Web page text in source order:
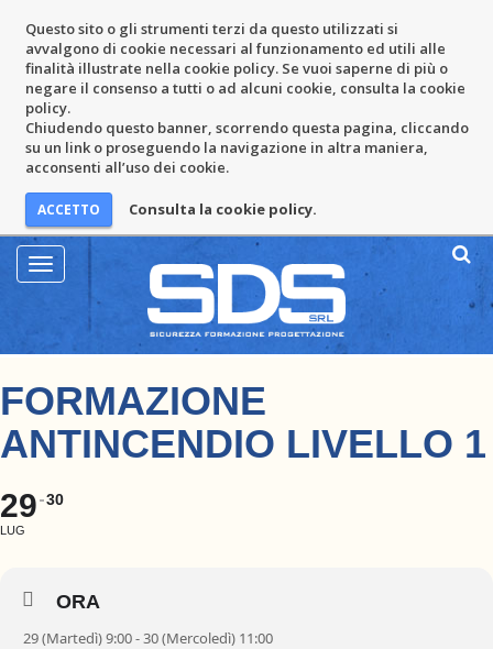
Questo sito o gli strumenti terzi da questo utilizzati si
avvalgono di cookie necessari al funzionamento ed utili alle
finalità illustrate nella cookie policy. Se vuoi saperne di più o
negare il consenso a tutti o ad alcuni cookie, consulta la cookie
policy.
Chiudendo questo banner, scorrendo questa pagina, cliccando
su un link o proseguendo la navigazione in altra maniera,
acconsenti all’uso dei cookie.
Consulta la cookie policy.
Mostra
Menu
FORMAZIONE
ANTINCENDIO LIVELLO 1
29
LUG
30
ORA
29 (Martedì) 9:00 - 30 (Mercoledì) 11:00